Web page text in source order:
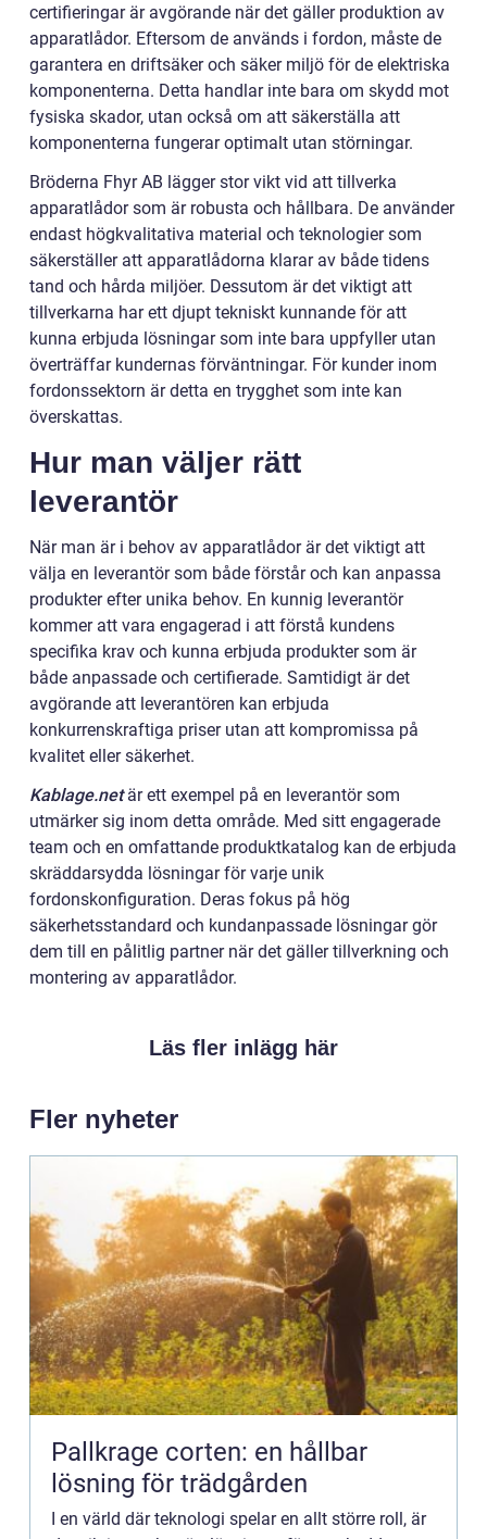
certifieringar är avgörande när det gäller produktion av
apparatlådor. Eftersom de används i fordon, måste de
garantera en driftsäker och säker miljö för de elektriska
komponenterna. Detta handlar inte bara om skydd mot
fysiska skador, utan också om att säkerställa att
komponenterna fungerar optimalt utan störningar.
Bröderna Fhyr AB lägger stor vikt vid att tillverka
apparatlådor som är robusta och hållbara. De använder
endast högkvalitativa material och teknologier som
säkerställer att apparatlådorna klarar av både tidens
tand och hårda miljöer. Dessutom är det viktigt att
tillverkarna har ett djupt tekniskt kunnande för att
kunna erbjuda lösningar som inte bara uppfyller utan
överträffar kundernas förväntningar. För kunder inom
fordonssektorn är detta en trygghet som inte kan
överskattas.
Hur man väljer rätt
leverantör
När man är i behov av apparatlådor är det viktigt att
välja en leverantör som både förstår och kan anpassa
produkter efter unika behov. En kunnig leverantör
kommer att vara engagerad i att förstå kundens
specifika krav och kunna erbjuda produkter som är
både anpassade och certifierade. Samtidigt är det
avgörande att leverantören kan erbjuda
konkurrenskraftiga priser utan att kompromissa på
kvalitet eller säkerhet.
Kablage.netär ett exempel på en leverantör som
utmärker sig inom detta område. Med sitt engagerade
team och en omfattande produktkatalog kan de erbjuda
skräddarsydda lösningar för varje unik
fordonskonfiguration. Deras fokus på hög
säkerhetsstandard och kundanpassade lösningar gör
dem till en pålitlig partner när det gäller tillverkning och
montering av apparatlådor.
Läs fler inlägg här
Fler nyheter
Pallkrage corten: en hållbar
lösning för trädgården
I en värld där teknologi spelar en allt större roll, är